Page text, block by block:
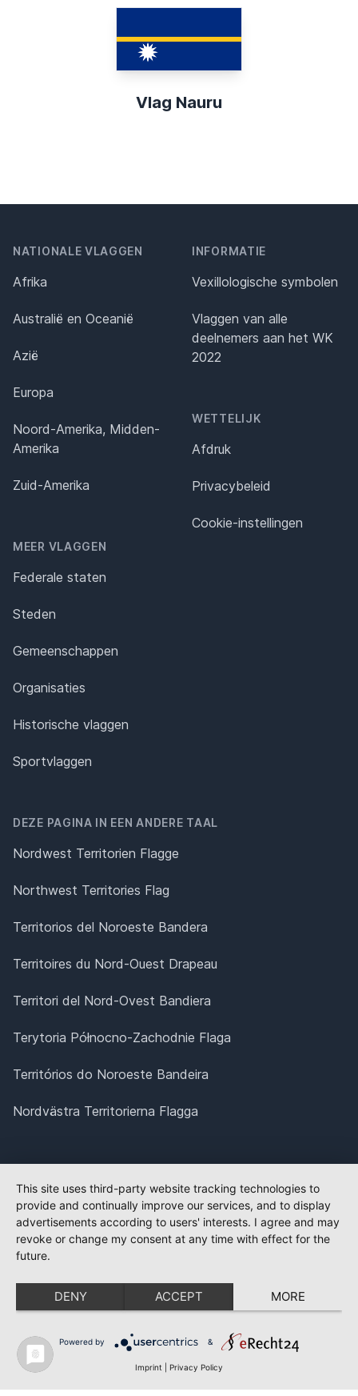
Vlag Nauru
NATIONALE VLAGGEN
Afrika
Australië en Oceanië
Azië
Europa
Noord-Amerika, Midden-
Amerika
Zuid-Amerika
MEER VLAGGEN
Federale staten
Steden
Gemeenschappen
Organisaties
Historische vlaggen
Sportvlaggen
INFORMATIE
Vexillologische symbolen
Vlaggen van alle
deelnemers aan het WK
2022
WETTELIJK
Afdruk
Privacybeleid
Cookie-instellingen
DEZE PAGINA IN EEN ANDERE TAAL
Nordwest Territorien Flagge
Northwest Territories Flag
Territorios del Noroeste Bandera
Territoires du Nord-Ouest Drapeau
Territori del Nord-Ovest Bandiera
Terytoria Północno-Zachodnie Flaga
Territórios do Noroeste Bandeira
Nordvästra Territorierna Flagga
This site uses third-party website tracking technologies to
provide and continually improve our services, and to display
advertisements according to users' interests. I agree and may
revoke or change my consent at any time with effect for the
future.
DENY ACCEPT MORE
Powered by &
Imprint Privacy Policy